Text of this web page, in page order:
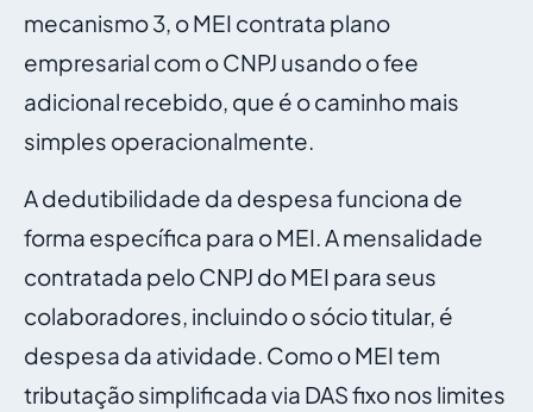
mecanismo 3, o MEI contrata plano
empresarial com o CNPJ usando o fee
adicional recebido, que é o caminho mais
simples operacionalmente.
A dedutibilidade da despesa funciona de
forma específica para o MEI. A mensalidade
contratada pelo CNPJ do MEI para seus
colaboradores, incluindo o sócio titular, é
despesa da atividade. Como o MEI tem
tributação simplificada via DAS fixo nos limites